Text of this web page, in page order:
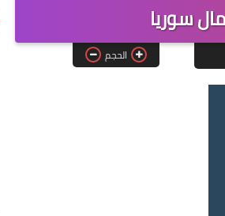
سوريا
الحجم